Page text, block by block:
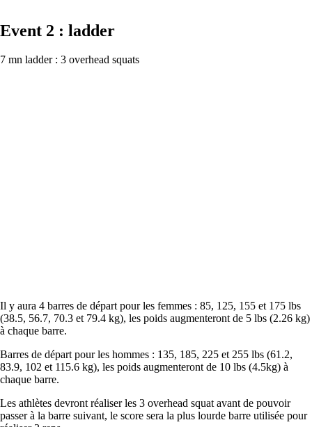
Event 2 : ladder
7 mn ladder : 3 overhead squats
Il y aura 4 barres de départ pour les femmes : 85, 125, 155 et 175 lbs
(38.5, 56.7, 70.3 et 79.4 kg), les poids augmenteront de 5 lbs (2.26 kg)
à chaque barre.
Barres de départ pour les hommes : 135, 185, 225 et 255 lbs (61.2,
83.9, 102 et 115.6 kg), les poids augmenteront de 10 lbs (4.5kg) à
chaque barre.
Les athlètes devront réaliser les 3 overhead squat avant de pouvoir
passer à la barre suivant, le score sera la plus lourde barre utilisée pour